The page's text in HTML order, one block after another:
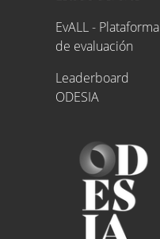
EvALL - Plataforma
de evaluación
Leaderboard
ODESIA